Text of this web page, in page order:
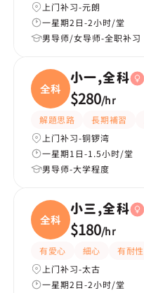
上门补习-元朗
一星期2日-2小时/堂
男导师/女导师-全职补习
全科
小一,全科
$280/hr
解題思路 長期補習
上门补习-铜锣湾
一星期1日-1.5小时/堂
男导师-大学程度
全科
小三,全科
$180/hr
有愛心 細心 有耐性
上门补习-太古
一星期2日-2小时/堂